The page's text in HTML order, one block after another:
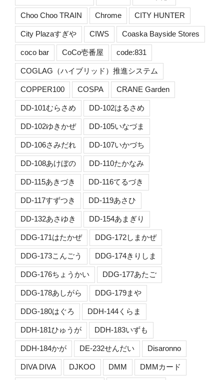
Choo Choo TRAIN Chrome CITY HUNTER
City Plazaすぎや CIWS Coaska Bayside Stores
coco bar CoCo壱番屋 code:831
COGLAG（ハイブリッド）推進システム
COPPER100 COSPA CRANE Garden
DD-101むらさめ DD-102はるさめ
DD-102ゆきかぜ DD-105いなづま
DD-106さみだれ DD-107いかづち
DD-108あけぼの DD-110たかなみ
DD-115あきづき DD-116てるづき
DD-117すずつき DD-119あさひ
DD-132あさゆき DD-154あまぎり
DDG-171はたかぜ DDG-172しまかぜ
DDG-173こんごう DDG-174きりしま
DDG-176ちょうかい DDG-177あたご
DDG-178あしがら DDG-179まや
DDG-180はぐろ DDH-144くらま
DDH-181ひゅうが DDH-183いずも
DDH-184かが DE-232せんだい Disaronno
DIVA DIVA DJKOO DMM DMMカード